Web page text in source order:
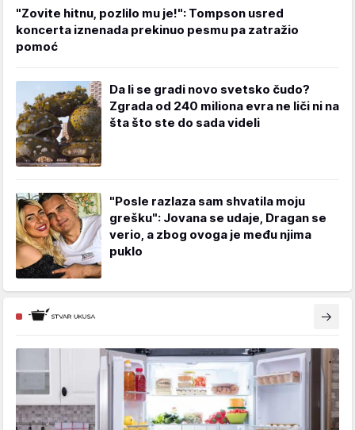
"Zovite hitnu, pozlilo mu je!": Tompson usred
koncerta iznenada prekinuo pesmu pa zatražio
pomoć
Da li se gradi novo svetsko čudo?
Zgrada od 240 miliona evra ne liči ni na
šta što ste do sada videli
"Posle razlaza sam shvatila moju
grešku": Jovana se udaje, Dragan se
verio, a zbog ovoga je među njima
puklo